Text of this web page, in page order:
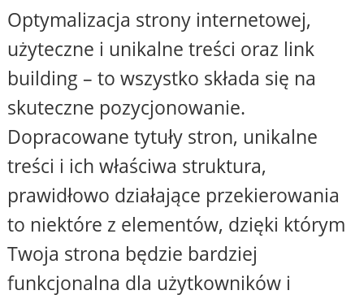
Optymalizacja strony internetowej,
użyteczne i unikalne treści oraz link
building – to wszystko składa się na
skuteczne pozycjonowanie.
Dopracowane tytuły stron, unikalne
treści i ich właściwa struktura,
prawidłowo działające przekierowania
to niektóre z elementów, dzięki którym
Twoja strona będzie bardziej
funkcjonalna dla użytkowników i